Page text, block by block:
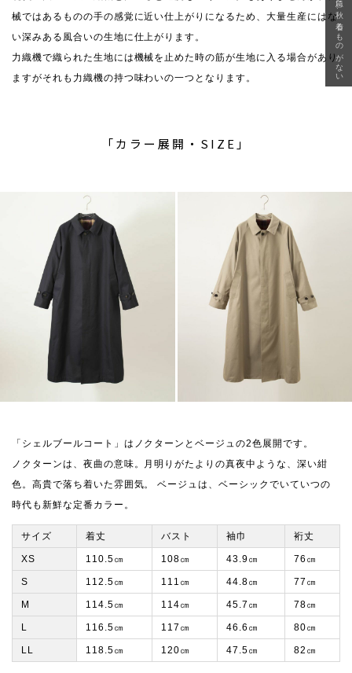
械ではあるものの手の感覚に近い仕上がりになるため、大量生産にはな
い深みある風合いの生地に仕上がります。
力織機で織られた生地には機械を止めた時の筋が生地に入る場合があり
ますがそれも力織機の持つ味わいの一つとなります。
「カラー展開・SIZE」
「シェルブールコート」はノクターンとベージュの2色展開です。
ノクターンは、夜曲の意味。月明りがたよりの真夜中ような、深い紺
色。高貴で落ち着いた雰囲気。 ベージュは、ベーシックでいていつの
時代も新鮮な定番カラー。
サイズ 着丈 バスト 袖巾 裄丈
XS 110.5㎝ 108㎝ 43.9㎝ 76㎝
S 112.5㎝ 111㎝ 44.8㎝ 77㎝
M 114.5㎝ 114㎝ 45.7㎝ 78㎝
L 116.5㎝ 117㎝ 46.6㎝ 80㎝
LL 118.5㎝ 120㎝ 47.5㎝ 82㎝
急に秋、着るものがない